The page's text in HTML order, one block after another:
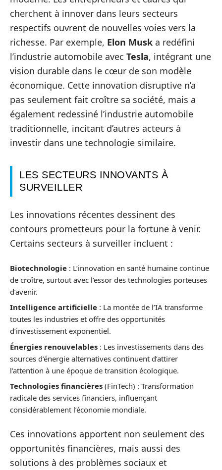
cherchent à innover dans leurs secteurs
respectifs ouvrent de nouvelles voies vers la
richesse. Par exemple, Elon Musk a redéfini
l’industrie automobile avec Tesla, intégrant une
vision durable dans le cœur de son modèle
économique. Cette innovation disruptive n’a
pas seulement fait croître sa société, mais a
également redessiné l’industrie automobile
traditionnelle, incitant d’autres acteurs à
investir dans une technologie similaire.
LES SECTEURS INNOVANTS À
SURVEILLER
Les innovations récentes dessinent des
contours prometteurs pour la fortune à venir.
Certains secteurs à surveiller incluent :
Biotechnologie : L’innovation en santé humaine continue
de croître, surtout avec l’essor des technologies porteuses
d’avenir.
Intelligence artificielle : La montée de l’IA transforme
toutes les industries et offre des opportunités
d’investissement exponentiel.
Énergies renouvelables : Les investissements dans des
sources d’énergie alternatives continuent d’attirer
l’attention à une époque de transition écologique.
Technologies financières (FinTech) : Transformation
radicale des services financiers, influençant
considérablement l’économie mondiale.
Ces innovations apportent non seulement des
opportunités financières, mais aussi des
solutions à des problèmes sociaux et